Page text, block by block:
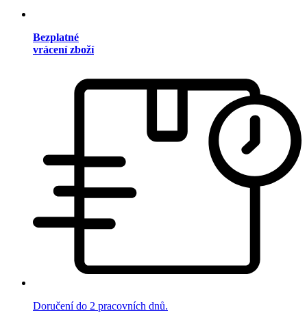
Bezplatné
vrácení zboží
Doručení do 2 pracovních dnů.